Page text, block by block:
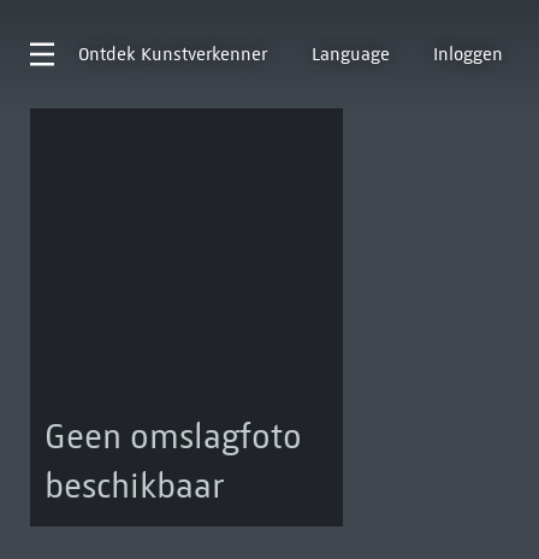
Ontdek Kunstverkenner Language Inloggen
Geen omslagfoto
beschikbaar